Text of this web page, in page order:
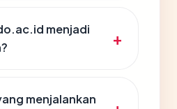
menjadi
menjalankan